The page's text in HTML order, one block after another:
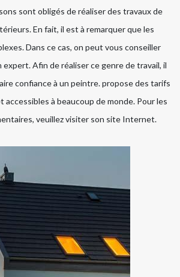
sont obligés de réaliser des travaux de
En fait, il est à remarquer que les
Dans ce cas, on peut vous conseiller
expert. Afin de réaliser ce genre de travail, il
confiance à un peintre. propose des tarifs
accessibles à beaucoup de monde. Pour les
veuillez visiter son site Internet.